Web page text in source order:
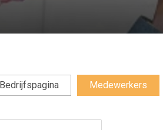
Bedrijfspagina Medewerkers